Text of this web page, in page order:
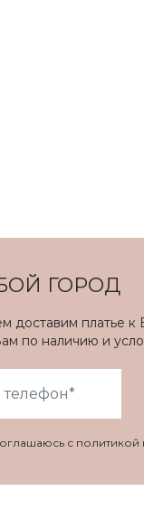
ГОРОД
доставим платье к
по наличию и
с